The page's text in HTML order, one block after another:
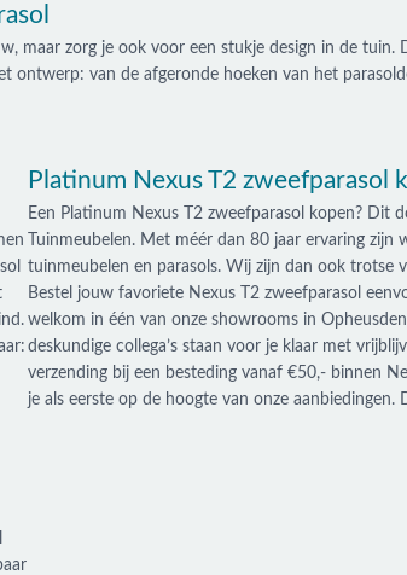
maar zorg je ook voor een stukje design in de
ontwerp: van de afgeronde hoeken van het
Platinum Nexus T2 zweefparasol
Een Platinum Nexus T2 zweefparasol kopen? Dit
Tuinmeubelen. Met méér dan 80 jaar ervaring zijn
tuinmeubelen en parasols. Wij zijn dan ook trotse
Bestel jouw favoriete Nexus T2 zweefparasol
welkom in één van onze showrooms in
deskundige collega’s staan voor je klaar met
verzending bij een besteding vanaf €50,- binnen
je als eerste op de hoogte van onze aanbiedingen.